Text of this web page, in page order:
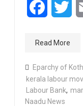
Facebook
Read More
Eparchy of
kerala labour
Labour Bank,
Naadu News